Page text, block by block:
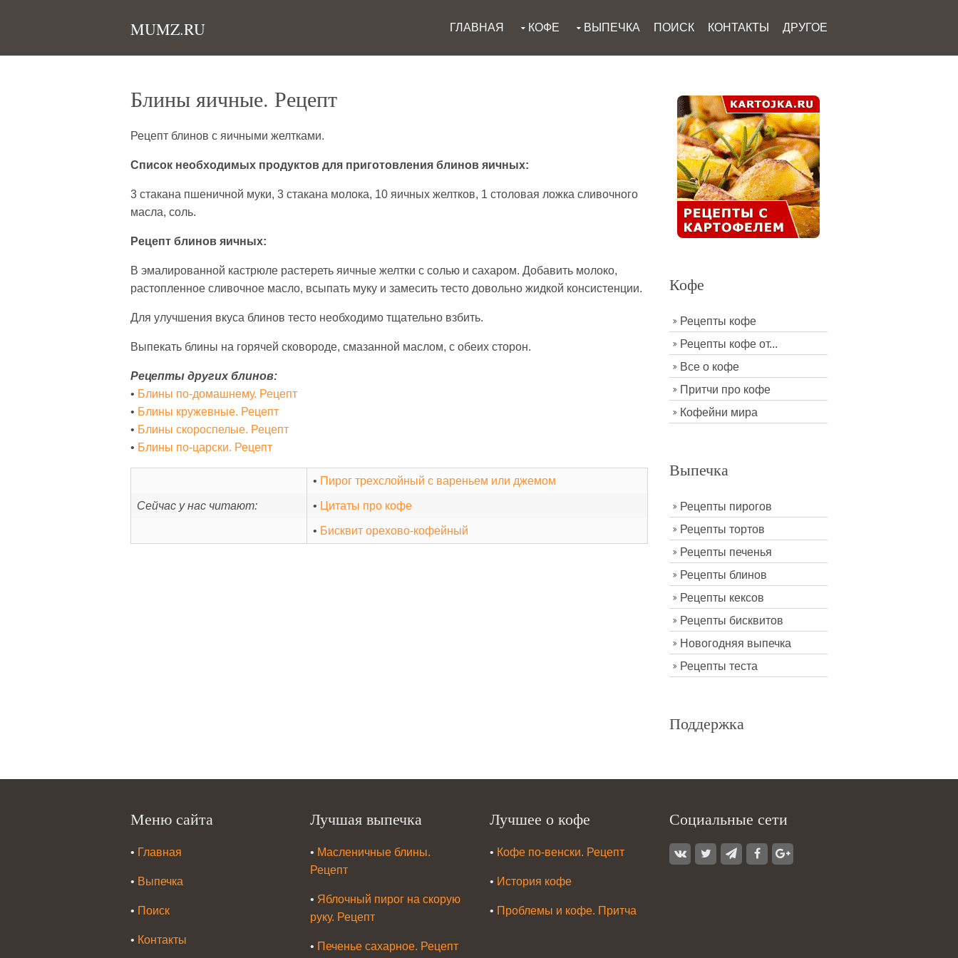
MUMZ.RU ГЛАВНАЯ КОФЕ ВЫПЕЧКА ПОИСК КОНТАКТЫ ДРУГОЕ
Блины яичные. Рецепт
Рецепт блинов с яичными желтками.
Список необходимых продуктов для приготовления блинов яичных:
3 стакана пшеничной муки, 3 стакана молока, 10 яичных желтков, 1 столовая ложка сливочного
масла, соль.
Рецепт блинов яичных:
В эмалированной кастрюле растереть яичные желтки с солью и сахаром. Добавить молоко,
растопленное сливочное масло, всыпать муку и замесить тесто довольно жидкой консистенции.
Для улучшения вкуса блинов тесто необходимо тщательно взбить.
Выпекать блины на горячей сковороде, смазанной маслом, с обеих сторон.
Рецепты других блинов:
• Блины по-домашнему. Рецепт
• Блины кружевные. Рецепт
• Блины скороспелые. Рецепт
• Блины по-царски. Рецепт
• Пирог трехслойный с вареньем или джемом
Сейчас у нас читают: • Цитаты про кофе
• Бисквит орехово-кофейный
Кофе
Рецепты кофе
Рецепты кофе от...
Все о кофе
Притчи про кофе
Кофейни мира
Выпечка
Рецепты пирогов
Рецепты тортов
Рецепты печенья
Рецепты блинов
Рецепты кексов
Рецепты бисквитов
Новогодняя выпечка
Рецепты теста
Поддержка
Меню сайта
• Главная
• Выпечка
• Поиск
• Контакты
Лучшая выпечка
• Масленичные блины.
Рецепт
• Яблочный пирог на скорую
руку. Рецепт
• Печенье сахарное. Рецепт
Лучшее о кофе
• Кофе по-венски. Рецепт
• История кофе
• Проблемы и кофе. Притча
Социальные сети